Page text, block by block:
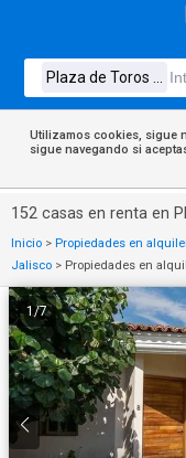
Utilizamos cookies, sigue
sigue navegando si
152 casas en renta en
Inicio > Propiedades en
Jalisco > Propiedades en
1/7